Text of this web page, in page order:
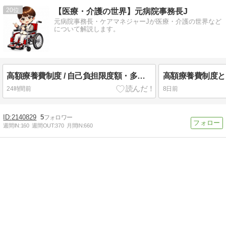
20 【医療・介護の世界】元病院事務長J
元病院事務長・ケアマネジャーJが医療・介護の世界など
について解説します。
高額療養費制度 / 自己負担限度額・多数回該当比較！2026年8月改正 更に2027年8月改正 段階的引き上げ！
24時間前 8日前
2140829 5
週間IN:160 週間OUT:370 月間IN:660